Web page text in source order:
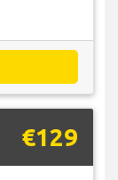
€129